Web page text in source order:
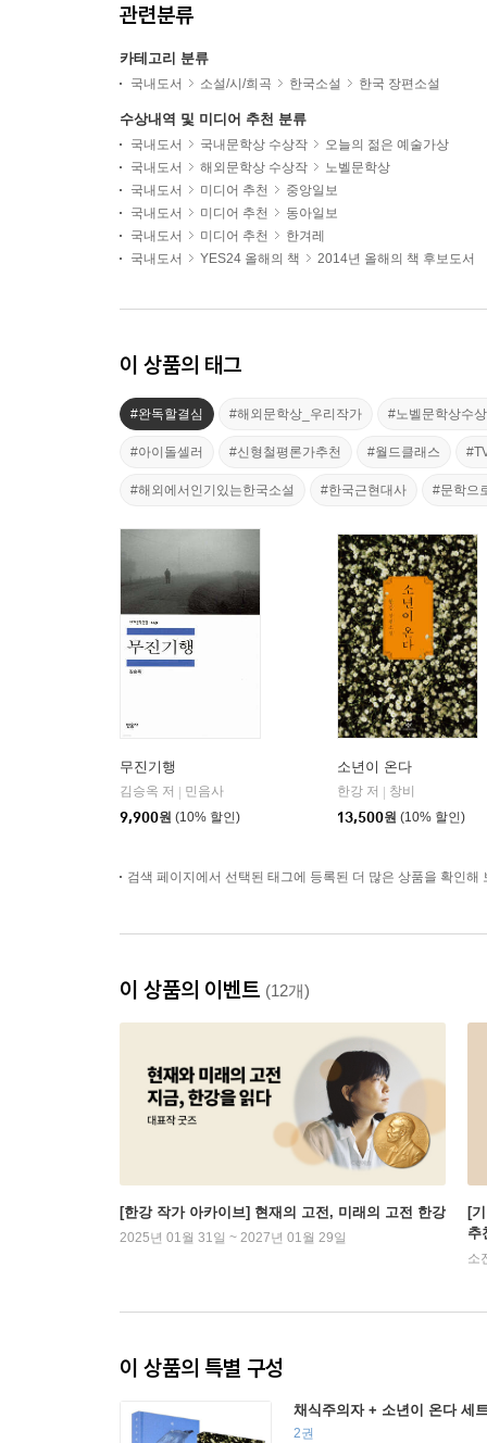
관련분류
카테고리 분류
국내도서 소설/시/희곡 한국소설 한국 장편소설
수상내역 및 미디어 추천 분류
국내도서 국내문학상 수상작
오늘의 젊은 예술가상
국내도서
해외문학상 수상작
노벨문학상
국내도서
미디어 추천
중앙일보
국내도서
미디어 추천
동아일보
국내도서
미디어 추천
한겨레
국내도서
YES24 올해의 책 2014년 올해의 책 후보도서
이 상품의 태그
#완독할결심 #해외문학상_우리작가 #노벨문학상수
#아이돌셀러 #신형철평론가추천 #월드클래스
#해외에서인기있는한국소설 #한국근현대사 #문학으
무진기행
김승옥 저
민음사
9,900원 (10% 할인)
소년이 온다
한강 저
창비
13,500원 (10% 할인)
검색 페이지에서 선택된 태그에 등록된 더 많은 상품을 확인해
이 상품의 이벤트 (12개)
[한강 작가 아카이브] 현재의 고전, 미래의 고전 한강
2025년 01월 31일 ~ 2027년 01월 29일
[
추
소
이 상품의 특별 구성
채식주의자 + 소년이 온다 세
2권